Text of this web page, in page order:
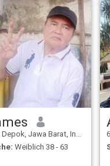
Depok, Jawa Barat, Indonesien
Weiblich 38 - 63